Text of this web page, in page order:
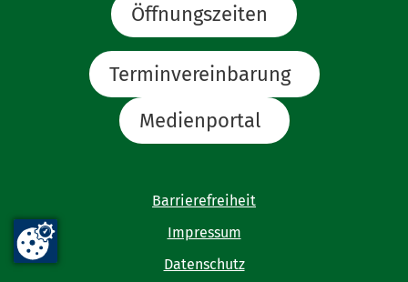
Öffnungszeiten
Terminvereinbarung
Medienportal
Barrierefreiheit
Impressum
Datenschutz